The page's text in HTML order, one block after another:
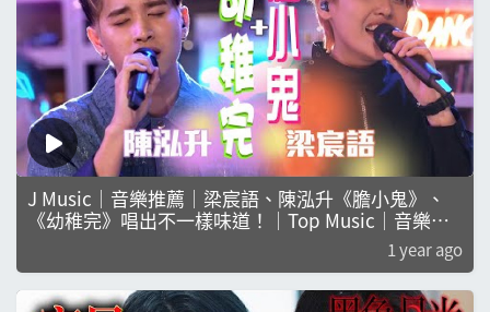
J Music｜音樂推薦｜梁宸語、陳泓升《膽小鬼》、
《幼稚完》唱出不一樣味道！｜Top Music｜音樂節
1 year ago